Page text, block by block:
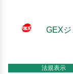
GEXジ
法規表示